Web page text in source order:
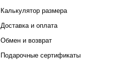
Калькулятор размера
Доставка и оплата
Обмен и возврат
Подарочные сертификаты